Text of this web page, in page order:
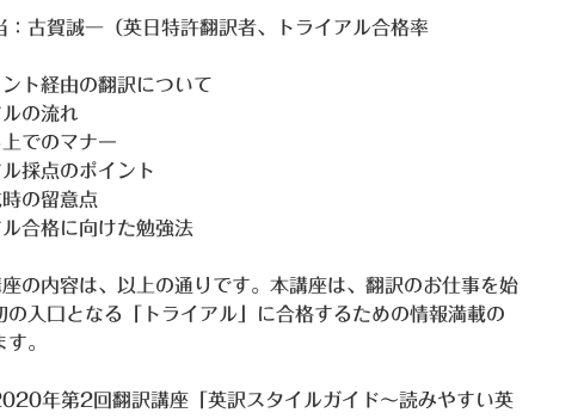
：古賀誠一（英日特許翻訳者、トライアル合格率
ト経由の翻訳について
の流れ
でのマナー
採点のポイント
の留意点
合格に向けた勉強法
の内容は、以上の通りです。本講座は、翻訳のお仕事を始
の入口となる「トライアル」に合格するための情報満載の
。
年第2回翻訳講座「英訳スタイルガイド～読みやすい英